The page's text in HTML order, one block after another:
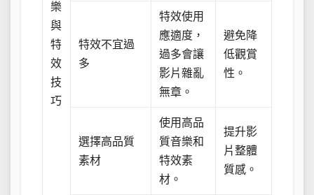
樂
與
特
效
技
巧
特效不宜過
多
特效使用
應適度，
過多會讓
影片雜亂
無章。
避免降
低觀賞
性。
選擇高品質
素材
使用高品
質音樂和
特效素
材。
提升影
片整體
質感。